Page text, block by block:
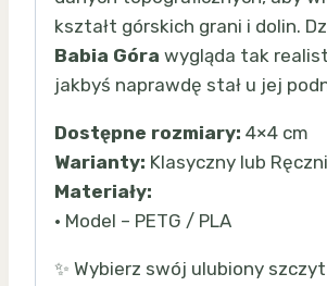
kształt górskich grani i dolin.
Babia Góra wygląda tak
jakbyś naprawdę stał u jej
Dostępne rozmiary: 4×4 cm
Warianty: Klasyczny lub
Materiały:
• Model – PETG / PLA
✨ Wybierz swój ulubiony